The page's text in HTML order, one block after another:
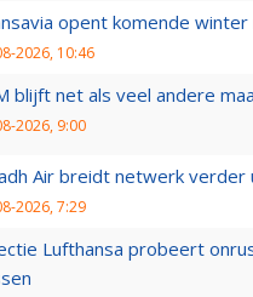
opent komende
2026, 10:46
blijft net als veel andere
2026, 9:00
Air breidt netwerk
2026, 7:29
Lufthansa probeert